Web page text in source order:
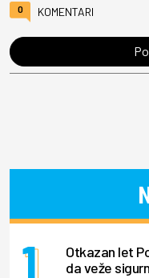
0 KOMENTARI
Otkazan let
da veže